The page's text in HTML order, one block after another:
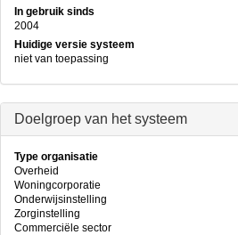
In gebruik sinds
2004
Huidige versie systeem
niet van toepassing
Doelgroep van het systeem
Type organisatie
Overheid
Woningcorporatie
Onderwijsinstelling
Zorginstelling
Commerciële sector